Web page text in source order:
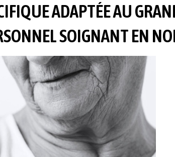
ADAPTÉE AU
SOIGNANT EN